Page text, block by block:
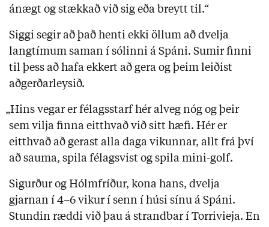
ánægt og stækkað við sig eða breytt til.“
Siggi segir að það henti ekki öllum að dvelja
langtímum saman í sólinni á Spáni. Sumir finni
til þess að hafa ekkert að gera og þeim leiðist
aðgerðarleysið.
„Hins vegar er félagsstarf hér alveg nóg og þeir
sem vilja finna eitthvað við sitt hæfi. Hér er
eitthvað að gerast alla daga vikunnar, allt frá því
að sauma, spila félagsvist og spila mini-golf.
Sigurður og Hólmfríður, kona hans, dvelja
gjarnan í 4–6 vikur í senn í húsi sínu á Spáni.
Stundin ræddi við þau á strandbar í Torrivieja. En